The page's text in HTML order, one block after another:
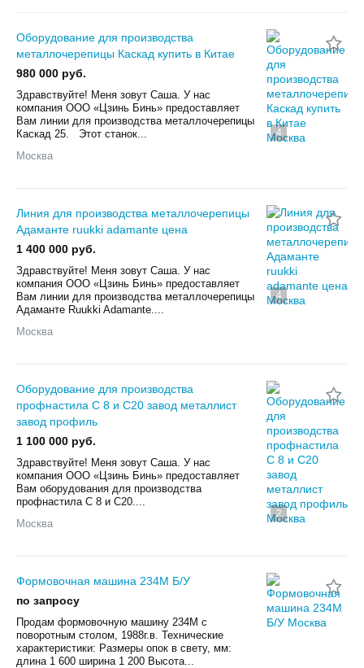
4
Оборудование для производства
металлочерепицы Каскад купить в Китае
980 000 руб.
Здравствуйте! Меня зовут Саша. У нас
компания ООО «Цзинь Бинь» предоставляет
Вам линии для производства металлочерепицы
Каскад 25. Этот станок...
Москва
4
Линия для производства металлочерепицы
Адаманте ruukki adamante цена
1 400 000 руб.
Здравствуйте! Меня зовут Саша. У нас
компания ООО «Цзинь Бинь» предоставляет
Вам линии для производства металлочерепицы
Адаманте Ruukki Adamante....
Москва
2
Оборудование для производства
профнастила С 8 и С20 завод металлист
завод профиль
1 100 000 руб.
Здравствуйте! Меня зовут Саша. У нас
компания ООО «Цзинь Бинь» предоставляет
Вам оборудования для производства
профнастила С 8 и С20....
Москва
Формовочная машина 234М Б/У
по запросу
Продам формовочную машину 234М с
поворотным столом, 1988г.в. Технические
характеристики: Размеры опок в свету, мм:
длина 1 600 ширина 1 200 Высота...